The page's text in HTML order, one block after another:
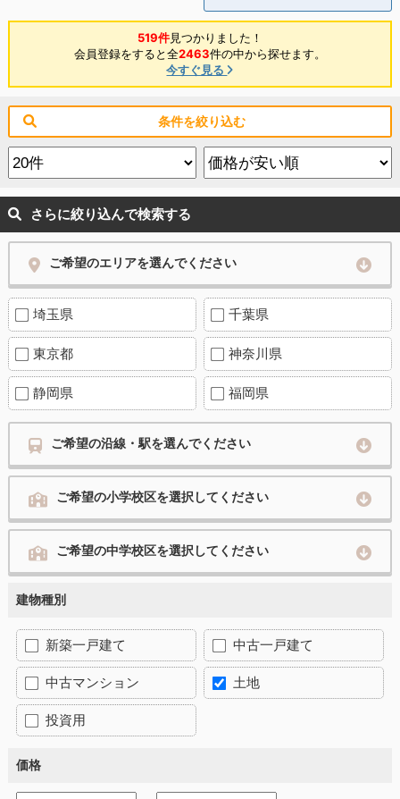
519件見つかりました！
会員登録をすると全2463件の中から探せます。
今すぐ見る
条件を絞り込む
さらに絞り込んで検索する
ご希望のエリアを選んでください
埼玉県 千葉県
東京都 神奈川県
静岡県 福岡県
ご希望の沿線・駅を選んでください
ご希望の小学校区を選択してください
ご希望の中学校区を選択してください
建物種別
新築一戸建て 中古一戸建て
中古マンション 土地
投資用
価格